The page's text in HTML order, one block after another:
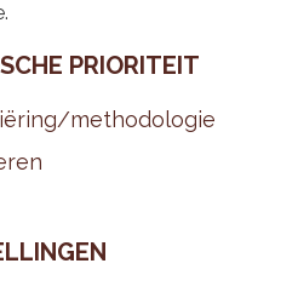
PRI­O­RI­TEIT
me­tho­do­lo­gie